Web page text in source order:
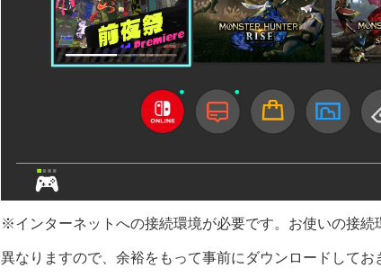
※インターネットへの接続環境が必要です。お使いの接
異なりますので、余裕をもって事前にダウンロードしてお